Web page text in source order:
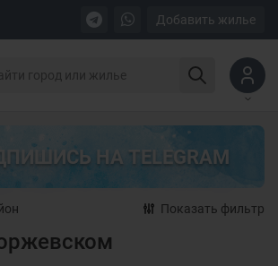
Добавить жилье
НА TELEGRAM
Показать фильтр